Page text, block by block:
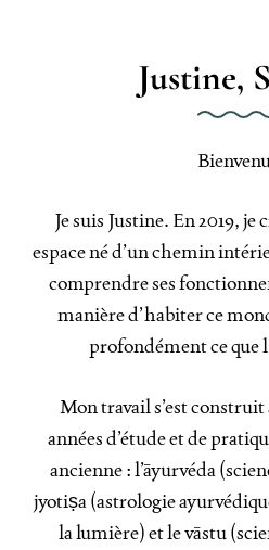
Justine,
Je suis Justine. En 2019,
espace né d’un chemin
comprendre ses
manière d’habiter ce
profondément ce que
Mon travail s’est
années d’étude et de
ancienne : l’āyurvéda
jyotiṣa (astrologie
la lumière) et le vāstu